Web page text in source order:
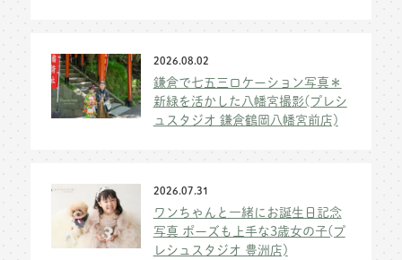
2026.08.02
鎌倉で七五三ロケーション写真＊
新緑を活かした八幡宮撮影(プレシ
ュスタジオ 鎌倉鶴岡八幡宮前店)
2026.07.31
ワンちゃんと一緒にお誕生日記念
写真 ポーズも上手な3歳女の子(プ
レシュスタジオ 豊洲店)